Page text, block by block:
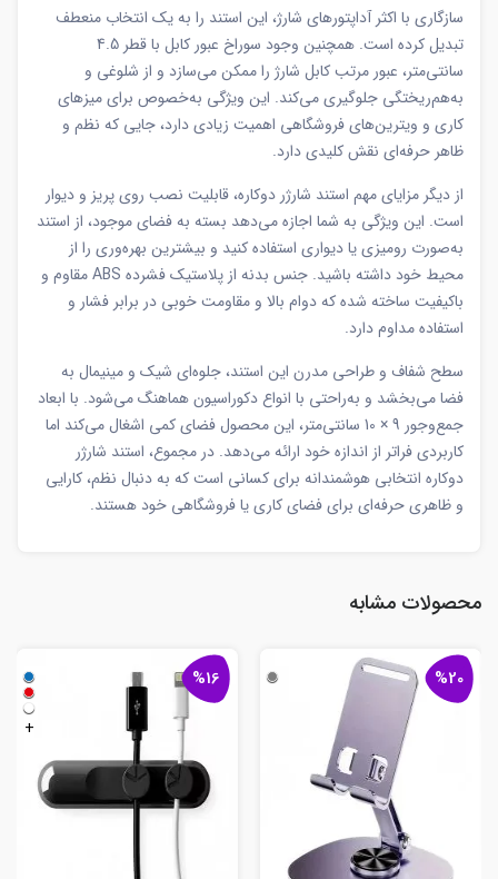
سازگاری با اکثر آداپتورهای شارژ، این استند را به یک انتخاب منعطف
تبدیل کرده است. همچنین وجود سوراخ عبور کابل با قطر 4.5
سانتی‌متر، عبور مرتب کابل شارژ را ممکن می‌سازد و از شلوغی و
به‌هم‌ریختگی جلوگیری می‌کند. این ویژگی به‌خصوص برای میزهای
کاری و ویترین‌های فروشگاهی اهمیت زیادی دارد، جایی که نظم و
ظاهر حرفه‌ای نقش کلیدی دارد.
از دیگر مزایای مهم استند شارژر دوکاره، قابلیت نصب روی پریز و دیوار
است. این ویژگی به شما اجازه می‌دهد بسته به فضای موجود، از استند
به‌صورت رومیزی یا دیواری استفاده کنید و بیشترین بهره‌وری را از
محیط خود داشته باشید. جنس بدنه از پلاستیک فشرده ABS مقاوم و
باکیفیت ساخته شده که دوام بالا و مقاومت خوبی در برابر فشار و
استفاده مداوم دارد.
سطح شفاف و طراحی مدرن این استند، جلوه‌ای شیک و مینیمال به
فضا می‌بخشد و به‌راحتی با انواع دکوراسیون هماهنگ می‌شود. با ابعاد
جمع‌وجور 9 × 10 سانتی‌متر، این محصول فضای کمی اشغال می‌کند اما
کاربردی فراتر از اندازه خود ارائه می‌دهد. در مجموع، استند شارژر
دوکاره انتخابی هوشمندانه برای کسانی است که به دنبال نظم، کارایی
و ظاهری حرفه‌ای برای فضای کاری یا فروشگاهی خود هستند.
محصولات مشابه
%20
%16
+